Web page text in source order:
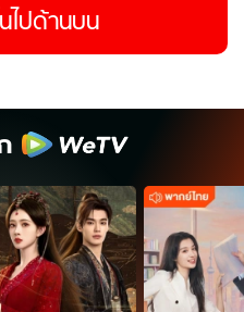
ไปด้านบน